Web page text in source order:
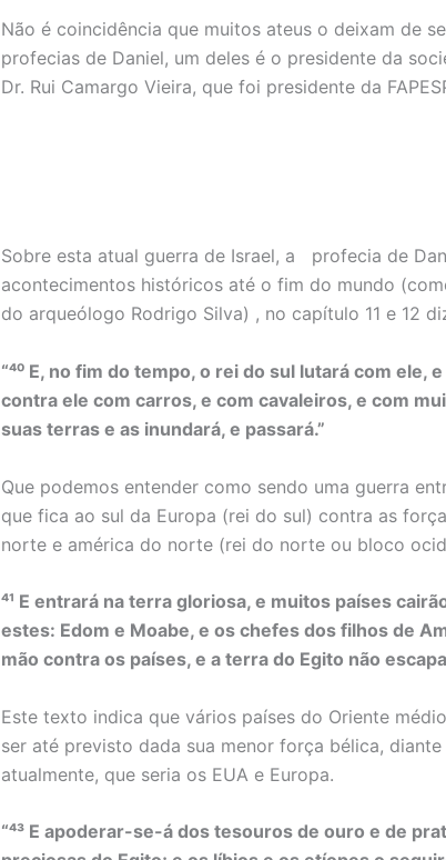
Não é coincidência que muitos ateus o deixam de
profecias de Daniel, um deles é o presidente da
Dr. Rui Camargo Vieira, que foi presidente da
Sobre esta atual guerra de Israel, a profecia de
acontecimentos históricos até o fim do mundo
do arqueólogo Rodrigo Silva) , no capítulo 11 e 12
“⁴⁰ E, no fim do tempo, o rei do sul lutará com ele,
contra ele com carros, e com cavaleiros, e com
suas terras e as inundará, e passará.”
Que podemos entender como sendo uma guerra
que fica ao sul da Europa (rei do sul) contra as
norte e américa do norte (rei do norte ou bloco
⁴¹ E entrará na terra gloriosa, e muitos países
estes: Edom e Moabe, e os chefes dos filhos de
mão contra os países, e a terra do Egito não
Este texto indica que vários países do Oriente
ser até previsto dada sua menor força bélica,
atualmente, que seria os EUA e Europa.
“⁴³ E apoderar-se-á dos tesouros de ouro e de